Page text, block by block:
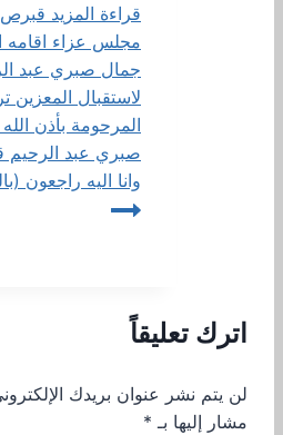
قراءة المزيد
مجلس عزاء اقامه
جمال صبري عبد
لاستقبال المعزين
المرحومة بأذن
صبري عبد الرحيم
وانا اليه راجعون
اترك تعليقاً
لن يتم نشر عنوان بريدك
مشار إليها بـ *